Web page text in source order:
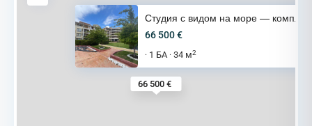
66 500 €
Студия с видом на море — компл
66 500 €
· 1 БА · 34 м2